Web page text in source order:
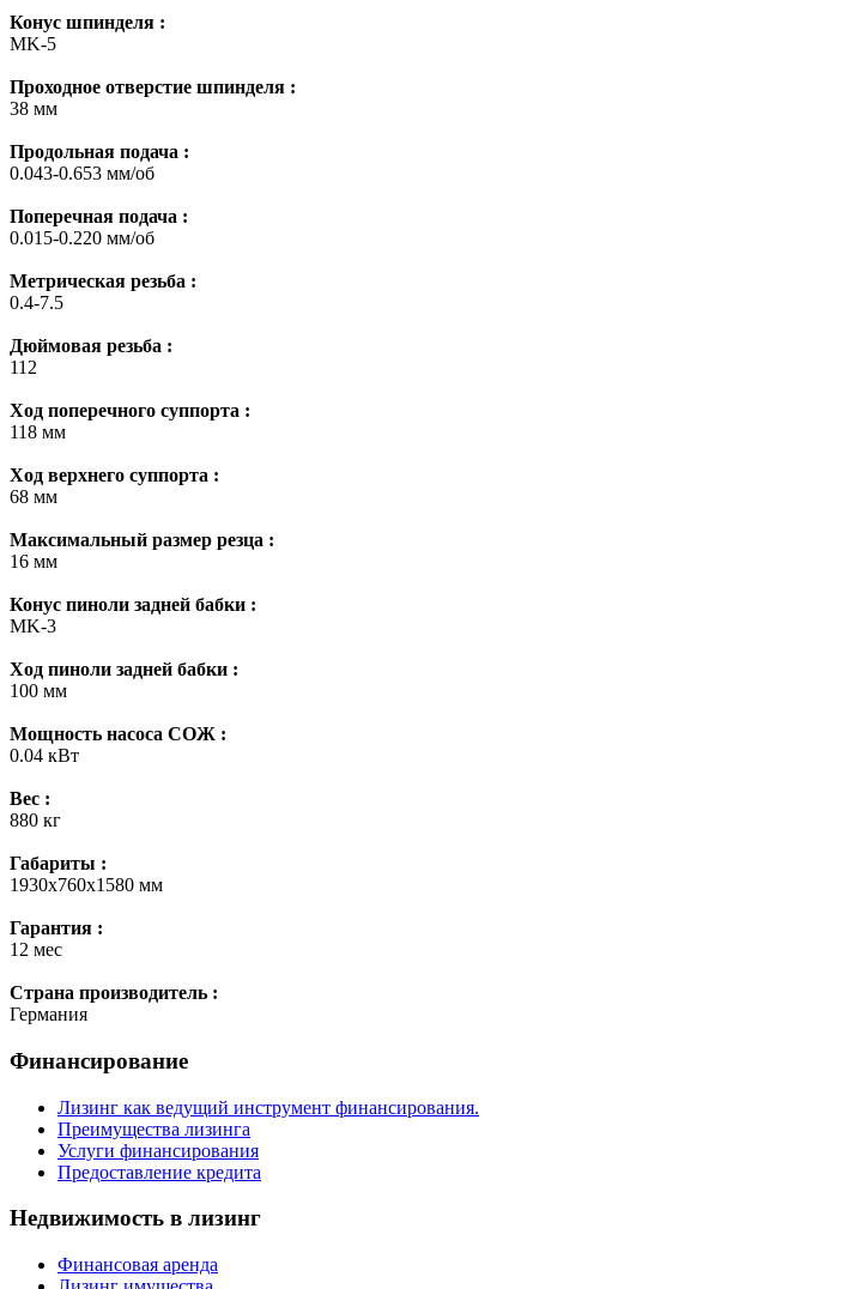
Конус шпинделя :
MK-5
Проходное отверстие шпинделя :
38 мм
Продольная подача :
0.043-0.653 мм/об
Поперечная подача :
0.015-0.220 мм/об
Метрическая резьба :
0.4-7.5
Дюймовая резьба :
112
Ход поперечного суппорта :
118 мм
Ход верхнего суппорта :
68 мм
Максимальный размер резца :
16 мм
Конус пиноли задней бабки :
MK-3
Ход пиноли задней бабки :
100 мм
Мощность насоса СОЖ :
0.04 кВт
Вес :
880 кг
Габариты :
1930х760х1580 мм
Гарантия :
12 мес
Страна производитель :
Германия
Финансирование
Лизинг как ведущий инструмент финансирования.
Преимущества лизинга
Услуги финансирования
Предоставление кредита
Недвижимость в лизинг
Финансовая аренда